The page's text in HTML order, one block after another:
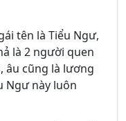
tên là Tiểu Ngư,
là 2 người quen
âu cũng là lương
Ngư này luôn